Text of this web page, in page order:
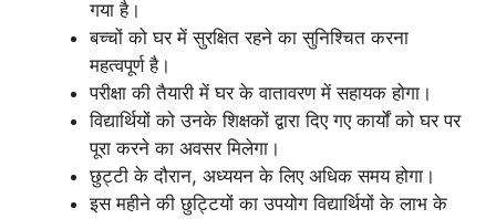
गया है।
बच्चों को घर में सुरक्षित रहने का सुनिश्चित करना
महत्वपूर्ण है।
परीक्षा की तैयारी में घर के वातावरण में सहायक होगा।
विद्यार्थियों को उनके शिक्षकों द्वारा दिए गए कार्यों को घर पर
पूरा करने का अवसर मिलेगा।
छुट्टी के दौरान, अध्ययन के लिए अधिक समय होगा।
इस महीने की छुट्टियों का उपयोग विद्यार्थियों के लाभ के